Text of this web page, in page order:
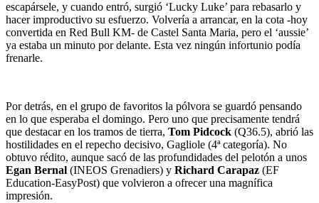
escapársele, y cuando entró, surgió ‘Lucky Luke’ para rebasarlo y
hacer improductivo su esfuerzo. Volvería a arrancar, en la cota -hoy
convertida en Red Bull KM- de Castel Santa Maria, pero el ‘aussie’
ya estaba un minuto por delante. Esta vez ningún infortunio podía
frenarle.
Por detrás, en el grupo de favoritos la pólvora se guardó pensando
en lo que esperaba el domingo. Pero uno que precisamente tendrá
que destacar en los tramos de tierra, Tom Pidcock (Q36.5), abrió las
hostilidades en el repecho decisivo, Gagliole (4ª categoría). No
obtuvo rédito, aunque sacó de las profundidades del pelotón a unos
Egan Bernal (INEOS Grenadiers) y Richard Carapaz (EF
Education-EasyPost) que volvieron a ofrecer una magnífica
impresión.